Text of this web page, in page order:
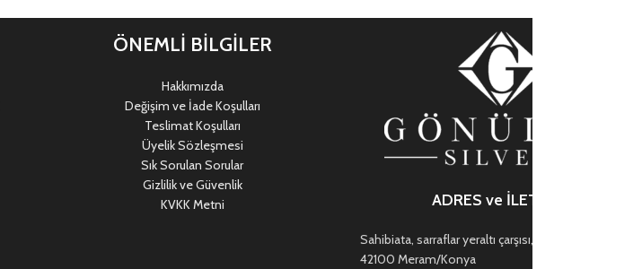
ÖNEMLİ BİLGİLER
Hakkımızda
Değişim ve İade Koşulları
Teslimat Koşulları
Üyelik Sözleşmesi
Sık Sorulan Sorular
Gizlilik ve Güvenlik
KVKK Metni
ADRES ve İLETİŞİM
Sahibiata, sarraflar yeraltı çarşısı, Mevlana Cd. no:47,
42100 Meram/Konya